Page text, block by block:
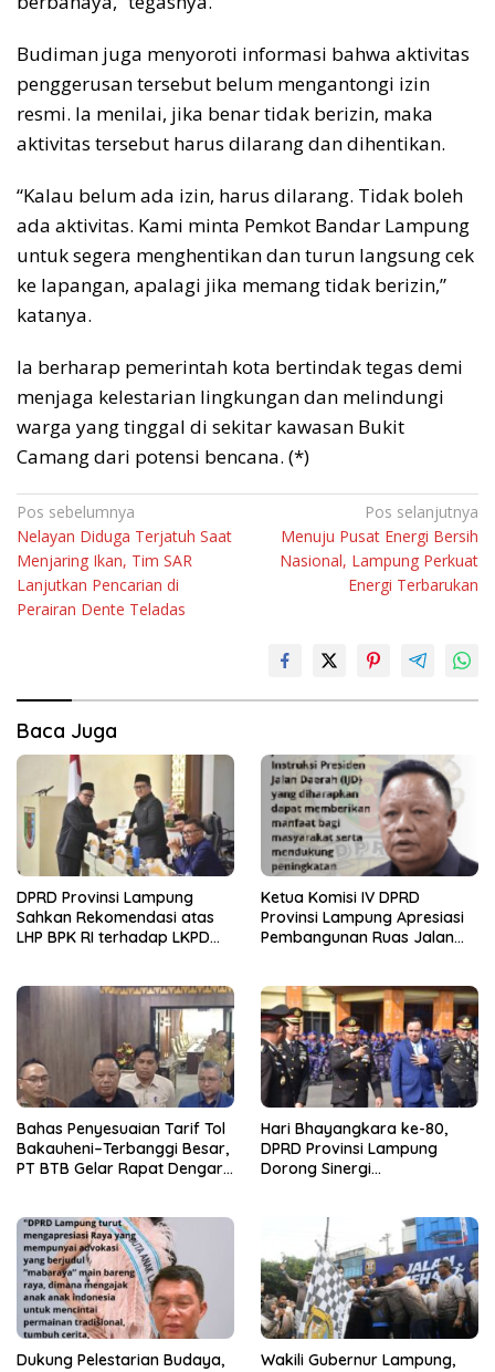
Budiman juga menyoroti informasi bahwa aktivitas
penggerusan tersebut belum mengantongi izin
resmi. Ia menilai, jika benar tidak berizin, maka
aktivitas tersebut harus dilarang dan dihentikan.
“Kalau belum ada izin, harus dilarang. Tidak boleh
ada aktivitas. Kami minta Pemkot Bandar Lampung
untuk segera menghentikan dan turun langsung cek
ke lapangan, apalagi jika memang tidak berizin,”
katanya.
Ia berharap pemerintah kota bertindak tegas demi
menjaga kelestarian lingkungan dan melindungi
warga yang tinggal di sekitar kawasan Bukit
Camang dari potensi bencana. (*)
Navigasi
pos
Pos sebelumnya
Nelayan Diduga Terjatuh Saat
Menjaring Ikan, Tim SAR
Lanjutkan Pencarian di
Perairan Dente Teladas
Pos selanjutnya
Menuju Pusat Energi Bersih
Nasional, Lampung Perkuat
Energi Terbarukan
Baca Juga
DPRD Provinsi Lampung
Sahkan Rekomendasi atas
LHP BPK RI terhadap LKPD
2025
Ketua Komisi IV DPRD
Provinsi Lampung Apresiasi
Pembangunan Ruas Jalan
Bahas Penyesuaian Tarif Tol
Bakauheni–Terbanggi Besar,
PT BTB Gelar Rapat Dengar
Hari Bhayangkara ke-80,
DPRD Provinsi Lampung
Dorong Sinergi
Dukung Pelestarian Budaya,
Wakili Gubernur Lampung,